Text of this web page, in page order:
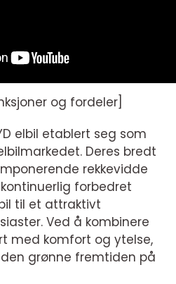
og fordeler]
elbil etablert seg som
Deres bredt
rekkevidde
forbedret
til et attraktivt
Ved å kombinere
med komfort og ytelse,
grønne fremtiden på